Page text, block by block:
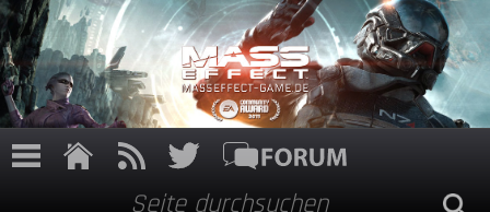
Direkt zum Inhalt
Suche